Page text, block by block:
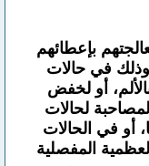
بإعطائهم
وذلك في حالات
أو لخفض
لحالات
أو في الحالات
المفصلية